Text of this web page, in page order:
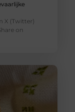
X (Twitter)
on